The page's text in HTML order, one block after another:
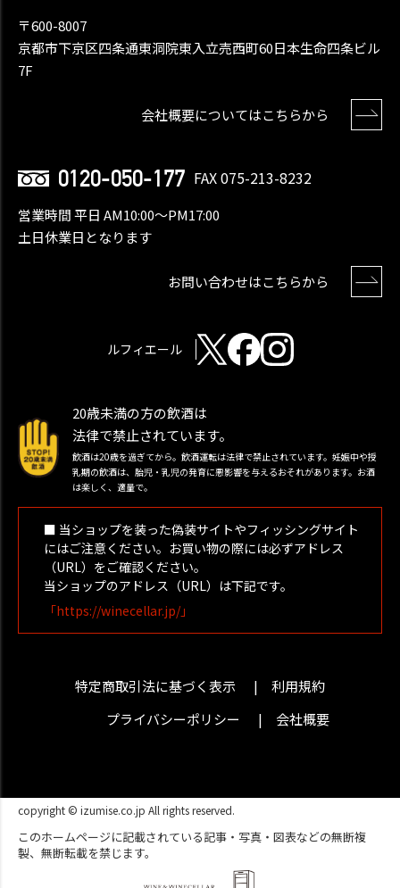
〒600-8007
京都市下京区四条通東洞院東入立売西町60日本生命四条ビル
7F
会社概要についてはこちらから
0120-050-177 FAX 075-213-8232
営業時間 平日 AM10:00〜PM17:00
土日休業日となります
お問い合わせはこちらから
ルフィエール
20歳未満の方の飲酒は
法律で禁止されています。
飲酒は20歳を過ぎてから。飲酒運転は法律で禁止されています。妊娠中や授
乳期の飲酒は、胎児・乳児の発育に悪影響を与えるおそれがあります。お酒
は楽しく、適量で。
■ 当ショップを装った偽装サイトやフィッシングサイト
にはご注意ください。お買い物の際には必ずアドレス
（URL）をご確認ください。
当ショップのアドレス（URL）は下記です。
「https://winecellar.jp/」
特定商取引法に基づく表示
利用規約
プライバシーポリシー
会社概要
copyright © izumise.co.jp All rights reserved.
このホームページに記載されている記事・写真・図表などの無断複
製、無断転載を禁じます。